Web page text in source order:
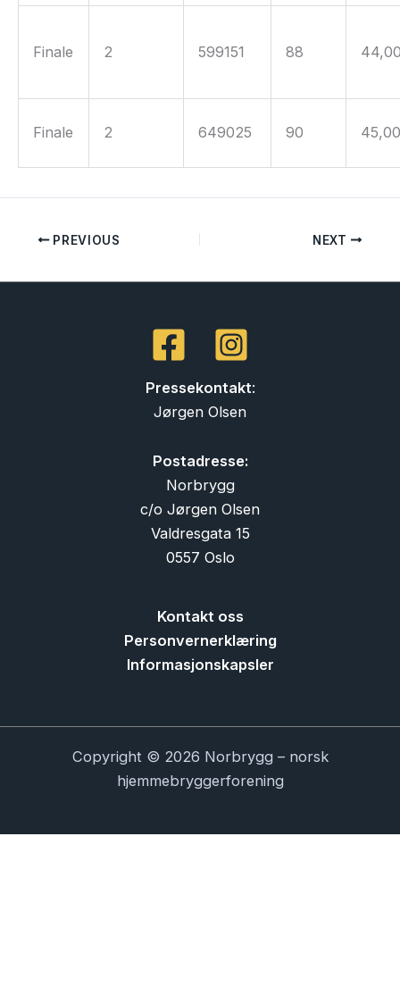
Finale 2 599151 88
Finale 2 649025 90
PREVIOUS NEXT
Pressekontakt:
Jørgen Olsen
Postadresse:
Norbrygg
c/o Jørgen Olsen
Valdresgata 15
0557 Oslo
Kontakt oss
Personvernerklæring
Informasjonskapsler
Copyright © 2026 Norbrygg – norsk
hjemmebryggerforening